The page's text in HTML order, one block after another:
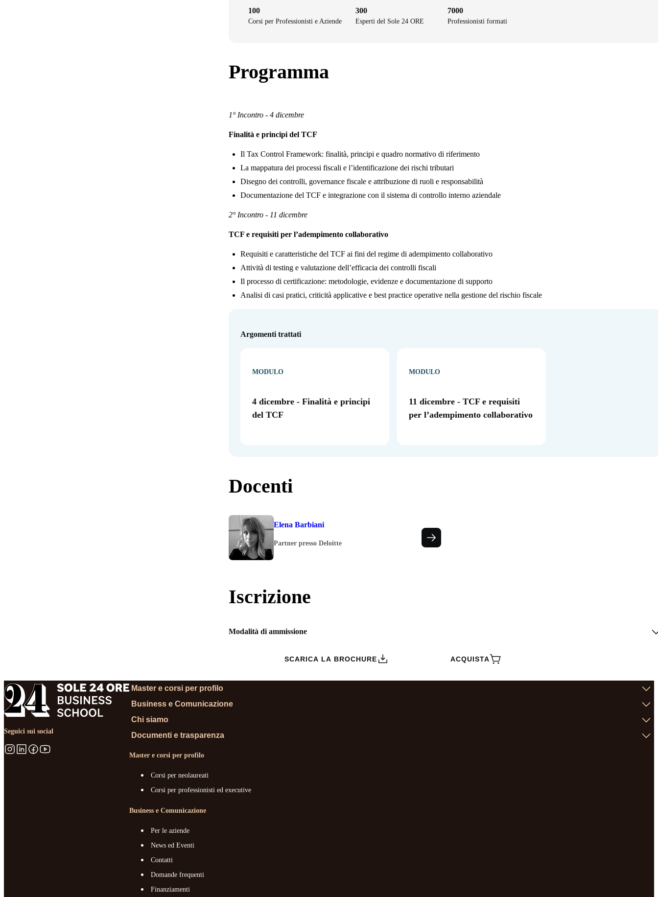
100
Corsi per Professionisti e Aziende
300
Esperti del Sole 24 ORE
7000
Professionisti formati
Programma
1° Incontro - 4 dicembre
Finalità e principi del TCF
Il Tax Control Framework: finalità, principi e quadro normativo di riferimento
La mappatura dei processi fiscali e l’identificazione dei rischi tributari
Disegno dei controlli, governance fiscale e attribuzione di ruoli e responsabilità
Documentazione del TCF e integrazione con il sistema di controllo interno aziendale
2° Incontro - 11 dicembre
TCF e requisiti per l’adempimento collaborativo
Requisiti e caratteristiche del TCF ai fini del regime di adempimento collaborativo
Attività di testing e valutazione dell’efficacia dei controlli fiscali
Il processo di certificazione: metodologie, evidenze e documentazione di supporto
Analisi di casi pratici, criticità applicative e best practice operative nella gestione del rischio fiscale
Argomenti trattati
MODULO
4 dicembre - Finalità e principi
del TCF
MODULO
11 dicembre - TCF e requisiti
per l’adempimento collaborativo
Docenti
Elena Barbiani
Partner presso Deloitte
Iscrizione
Modalità di ammissione
SCARICA LA BROCHURE ACQUISTA
Seguici sui social
Master e corsi per profilo
Business e Comunicazione
Chi siamo
Documenti e trasparenza
Master e corsi per profilo
Corsi per neolaureati
Corsi per professionisti ed executive
Business e Comunicazione
Per le aziende
News ed Eventi
Contatti
Domande frequenti
Finanziamenti